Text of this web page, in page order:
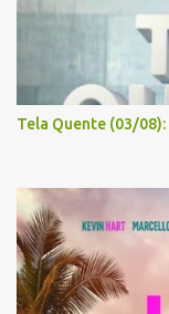
Tela Quente (03/